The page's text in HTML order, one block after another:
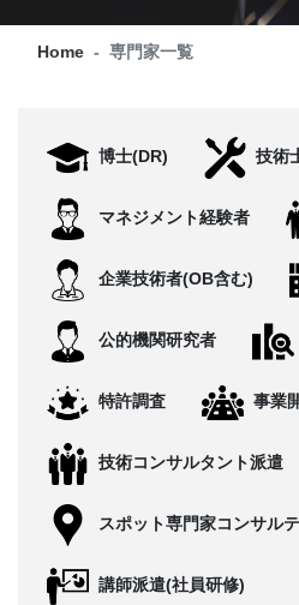
Q&A
Home 専門家一覧
博士(DR) 技術
マネジメント経験者
企業技術者(OB含む)
公的機関研究者
特許調査 事業
技術コンサルタント派遣
スポット専門家コンサル
講師派遣(社員研修)